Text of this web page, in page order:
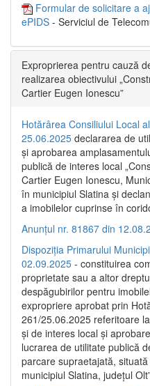
Formular de solicitare a
ePIDS - Serviciul de
Exproprierea pentru cauză
realizarea obiectivului
Cartier Eugen Ionescu”
Hotărârea Consiliului Local
25.06.2025 declararea de
și aprobarea
publică de interes local
Cartier Eugen Ionescu,
în municipiul Slatina și
a imobilelor cuprinse în
Anunțul nr. 81867 din
Dispoziția Primarului
02.09.2025 - constituirea
proprietate sau a altor
despăgubirilor pentru
expropriere aprobat prin
261/25.06.2025 referitoare
și de interes local și
lucrarea de utilitate publică
parcare supraetajată,
municipiul Slatina, județul